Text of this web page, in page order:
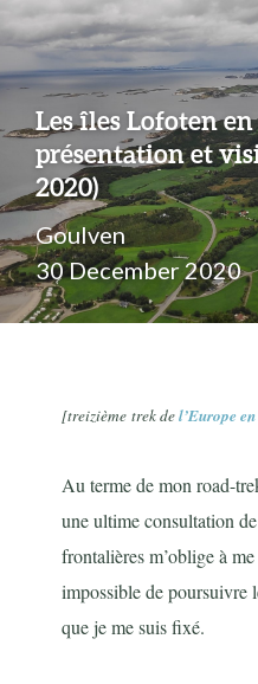
Les îles Lofoten
présentation et
2020)
Goulven
30 December 2020
[treizième trek del’Europe
Au terme de mon road-
une ultime consultation
frontalières m’oblige à
impossible de poursuivre
que je me suis fixé.